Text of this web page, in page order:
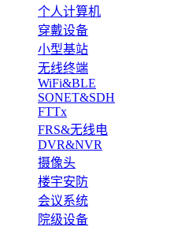
个人计算机
穿戴设备
小型基站
无线终端
WiFi&BLE
SONET&SDH
FTTx
FRS&无线电
DVR&NVR
摄像头
楼宇安防
会议系统
院级设备